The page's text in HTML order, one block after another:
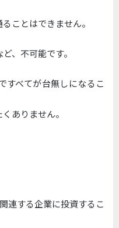
ことはできません。
、不可能です。
すべてが台無しになるこ
ありません。
連する企業に投資するこ